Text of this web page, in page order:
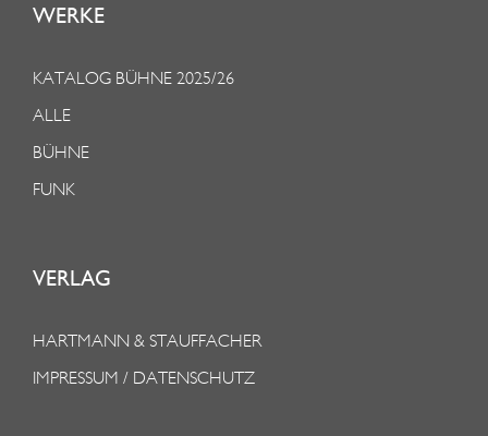
WERKE
KATALOG BÜHNE 2025/26
ALLE
BÜHNE
FUNK
VERLAG
HARTMANN & STAUFFACHER
IMPRESSUM / DATENSCHUTZ